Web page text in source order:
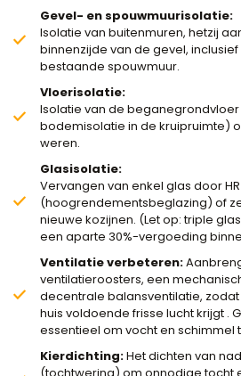
Gevel- en spouwmuurisolatie:
Isolatie van buitenmuren, hetzij
binnenzijde van de gevel,
bestaande spouwmuur.
Vloerisolatie:
Isolatie van de
bodemisolatie in de kruipruimte)
weren.
Glasisolatie:
Vervangen van enkel glas door
(hoogrendementsbeglazing) of
nieuwe kozijnen. (Let op: triple
een aparte 30%-vergoeding
Ventilatie verbeteren:
ventilatieroosters, een
decentrale balansventilatie,
huis voldoende frisse lucht krijgt .
essentieel om vocht en schimmel
Kierdichting:Het dichten van